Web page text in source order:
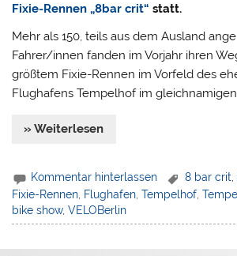
Fixie-Rennen „8bar crit“ statt.
Mehr als 150, teils aus dem Ausland
Fahrer/innen fanden im Vorjahr ihren
größtem Fixie-Rennen im Vorfeld des
Flughafens Tempelhof im
» Weiterlesen
Kommentar hinterlassen 8 bar crit
Fixie-Rennen Flughafen ,Tempelhof ,
bike show,VELOBerlin